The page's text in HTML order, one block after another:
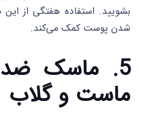
بشویید. استفاده هفتگی از
شدن پوست کمک می‌کند.
5. ماسک
ماست و گلاب